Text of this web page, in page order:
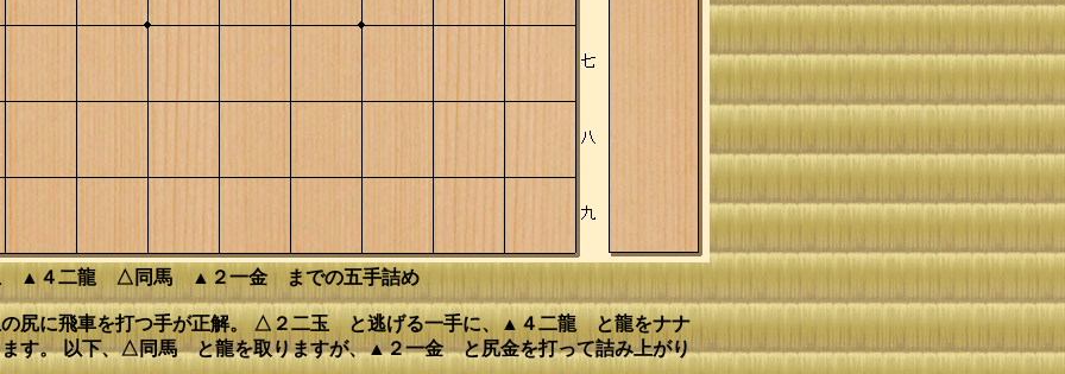
▲４二龍 △同馬 ▲２一金 までの五手詰め
尻に飛車を打つ手が正解。 △２二玉 と逃げる一手に、▲４二龍 と龍をナナ
ます。 以下、△同馬 と龍を取りますが、▲２一金 と尻金を打って詰み上がり